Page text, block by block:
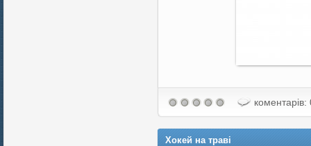
коментарів:
Хокей на траві